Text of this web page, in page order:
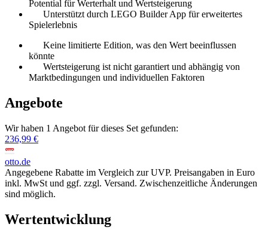
Potential für Werterhalt und Wertsteigerung
Unterstützt durch LEGO Builder App für erweitertes
Spielerlebnis
Keine limitierte Edition, was den Wert beeinflussen
könnte
Wertsteigerung ist nicht garantiert und abhängig von
Marktbedingungen und individuellen Faktoren
Angebote
Wir haben 1 Angebot für dieses Set gefunden:
236,99 €
otto.de
Angegebene Rabatte im Vergleich zur UVP. Preisangaben in Euro
inkl. MwSt und ggf. zzgl. Versand. Zwischenzeitliche Änderungen
sind möglich.
Wertentwicklung